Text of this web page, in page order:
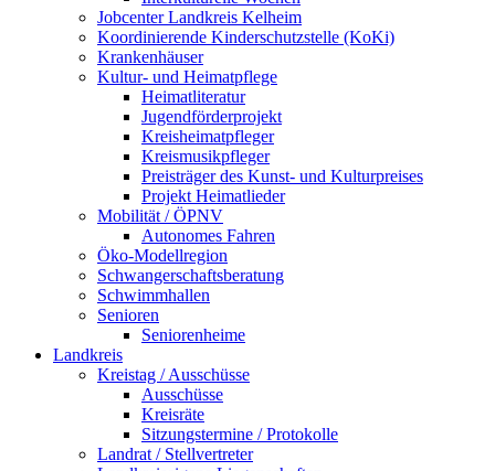
Jobcenter Landkreis Kelheim
Koordinierende Kinderschutzstelle (KoKi)
Krankenhäuser
Kultur- und Heimatpflege
Heimatliteratur
Jugendförderprojekt
Kreisheimatpfleger
Kreismusikpfleger
Preisträger des Kunst- und Kulturpreises
Projekt Heimatlieder
Mobilität / ÖPNV
Autonomes Fahren
Öko-Modellregion
Schwangerschaftsberatung
Schwimmhallen
Senioren
Seniorenheime
Landkreis
Kreistag / Ausschüsse
Ausschüsse
Kreisräte
Sitzungstermine / Protokolle
Landrat / Stellvertreter